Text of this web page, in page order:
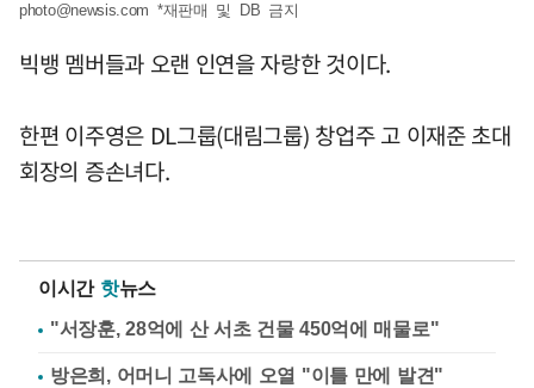
photo@newsis.com *재판매 및 DB 금지
빅뱅 멤버들과 오랜 인연을 자랑한 것이다.
한편 이주영은 DL그룹(대림그룹) 창업주 고 이재준 초대
회장의 증손녀다.
이시간 핫뉴스
"서장훈, 28억에 산 서초 건물 450억에 매물로"
방은희, 어머니 고독사에 오열 "이틀 만에 발견"